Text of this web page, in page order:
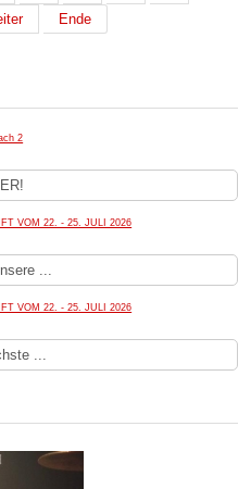
Ende
2
VOM 22. - 25. JULI 2026
...
VOM 22. - 25. JULI 2026
...